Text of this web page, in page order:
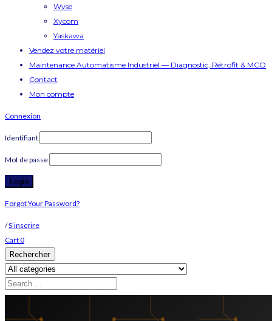
Wyse
Xycom
Yaskawa
Vendez votre matériel
Maintenance Automatisme Industriel — Diagnostic, Rétrofit & MCO
Contact
Mon compte
Connexion
Identifiant
Mot de passe
Forgot Your Password?
/S’inscrire
Cart0
Rechercher